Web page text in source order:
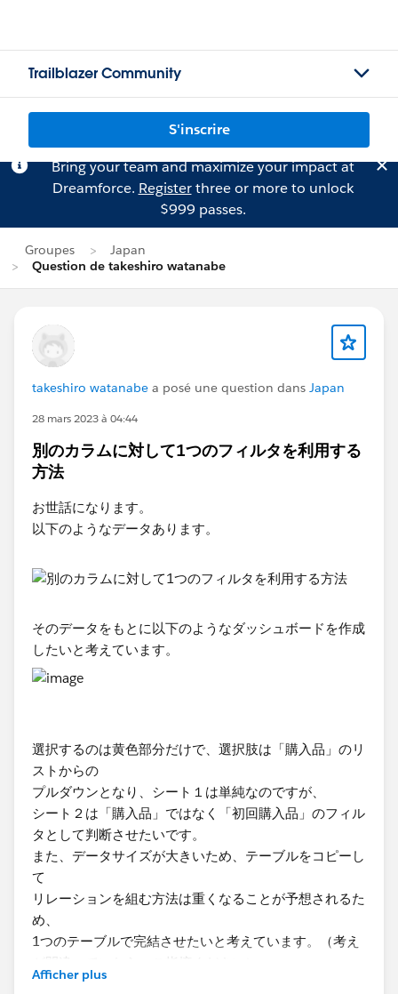
Trailblazer Community
S'inscrire
Bring your team and maximize your impact at
Dreamforce. Registerthree or more to unlock
$999 passes.
Groupes
Japan
Question de takeshiro watanabe
takeshiro watanabe a posé une question dans Japan
28 mars 2023 à 04:44
別のカラムに対して1つのフィルタを利用する
方法
​お世話になります。
以下のようなデータあります。​
そのデータをもとに以下のようなダッシュボードを作成
したいと考えています。
選択するのは黄色部分だけで、選択肢は「購入品」​のリ
ストからの
プルダウンとなり、シート１は単純なのですが、
シート２は「購入品」ではなく「初回購入品」のフィル
タとして判断させたいです。​
また、データサイズが大きいため、テーブルをコピーし
て
リレーションを組む方法は重くなることが予想されるた
め、
1つのテーブルで完結させたいと考えています。（考え
が間違っていたら、ご指摘ください）
Afficher plus